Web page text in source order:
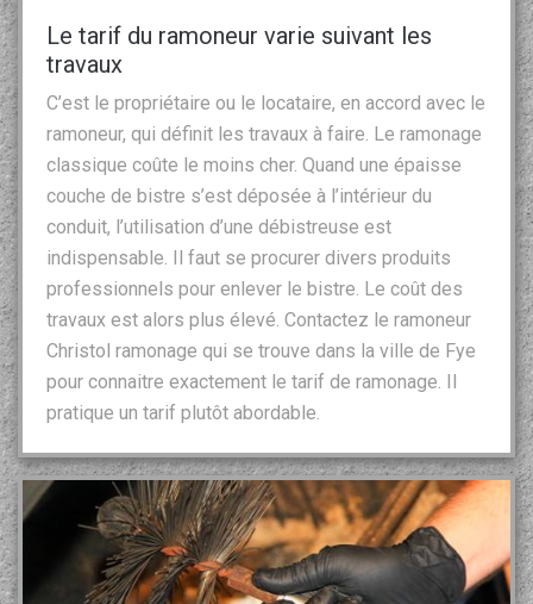
Le tarif du ramoneur varie suivant les
travaux
C’est le propriétaire ou le locataire, en accord avec le
ramoneur, qui définit les travaux à faire. Le ramonage
classique coûte le moins cher. Quand une épaisse
couche de bistre s’est déposée à l’intérieur du
conduit, l’utilisation d’une débistreuse est
indispensable. Il faut se procurer divers produits
professionnels pour enlever le bistre. Le coût des
travaux est alors plus élevé. Contactez le ramoneur
Christol ramonage qui se trouve dans la ville de Fye
pour connaitre exactement le tarif de ramonage. Il
pratique un tarif plutôt abordable.